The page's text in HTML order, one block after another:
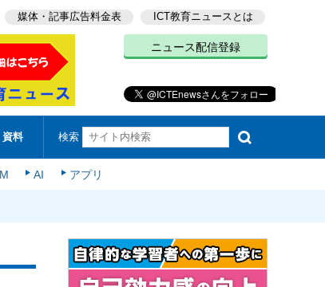
媒体・記事広告料金表 ICT教育ニュースとは
ニュース配信登録
資料 検索
AI アプリ